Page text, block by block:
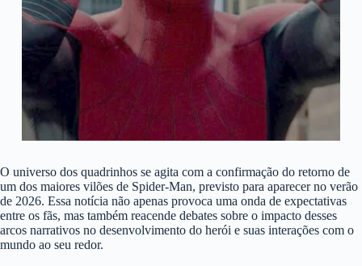
O universo dos quadrinhos se agita com a confirmação do retorno de
um dos maiores vilões de Spider-Man, previsto para aparecer no verão
de 2026. Essa notícia não apenas provoca uma onda de expectativas
entre os fãs, mas também reacende debates sobre o impacto desses
arcos narrativos no desenvolvimento do herói e suas interações com o
mundo ao seu redor.